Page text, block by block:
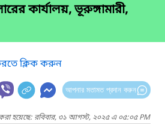
কার্যালয়, ভূরুঙ্গামারী,
ক্লিক করুন
আপনার মতামত প্রদান করুন
করা হয়েছে: রবিবার, ৩১ আগস্ট, ২০২৫ এ ০৫:০৫ PM